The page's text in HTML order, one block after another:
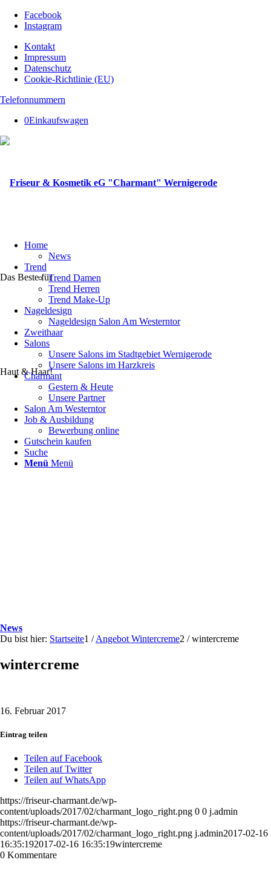
Facebook
Instagram
Kontakt
Impressum
Datenschutz
Cookie-Richtlinie (EU)
Telefonnummern
0Einkaufswagen
Das Beste für
Haut & Haar!
Home
News
Trend
Trend Damen
Trend Herren
Trend Make-Up
Nageldesign
Nageldesign Salon Am Westerntor
Zweithaar
Salons
Unsere Salons im Stadtgebiet Wernigerode
Unsere Salons im Harzkreis
Charmant
Gestern & Heute
Unsere Partner
Salon Am Westerntor
Job & Ausbildung
Bewerbung online
Gutschein kaufen
Suche
Menü Menü
News
Du bist hier: Startseite1 / Angebot Wintercreme2 / wintercreme
wintercreme
16. Februar 2017
Eintrag teilen
Teilen auf Facebook
Teilen auf Twitter
Teilen auf WhatsApp
https://friseur-charmant.de/wp-
content/uploads/2017/02/charmant_logo_right.png 0 0 j.admin
https://friseur-charmant.de/wp-
content/uploads/2017/02/charmant_logo_right.png j.admin2017-02-16
16:35:192017-02-16 16:35:19wintercreme
0 Kommentare